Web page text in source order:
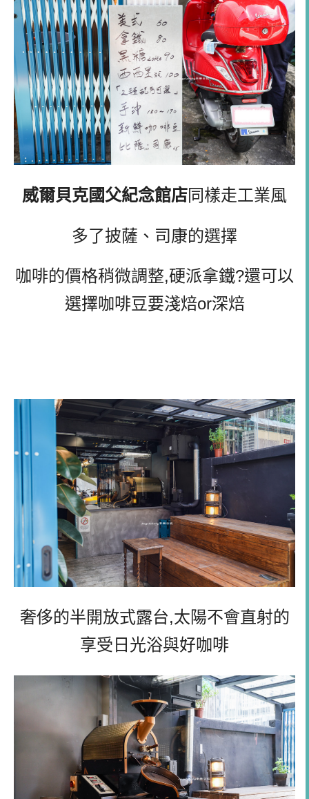
威爾貝克國父紀念館店同樣走工業風
多了披薩、司康的選擇
咖啡的價格稍微調整,硬派拿鐵?還可以
選擇咖啡豆要淺焙or深焙
奢侈的半開放式露台,太陽不會直射的
享受日光浴與好咖啡